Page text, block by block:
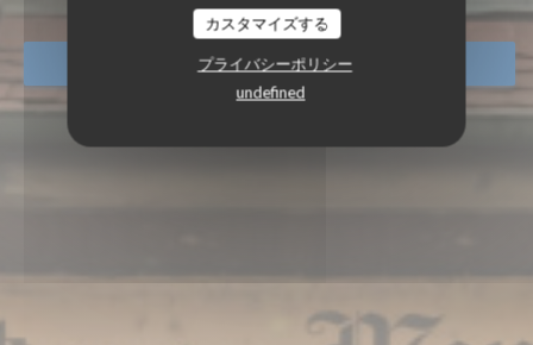
カスタマイズする
プライバシーポリシー
undefined
予約